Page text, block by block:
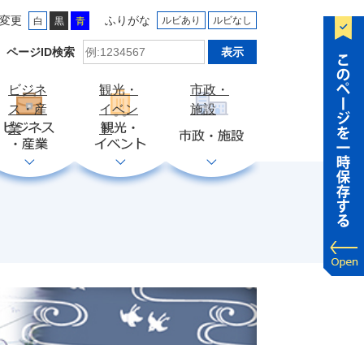
更 白 黒 青 ふりがな ルビあり ルビなし
ページID検索
ID
検
ビジネ
ス・産
業
観光・
イベン
ト
市政・
施設